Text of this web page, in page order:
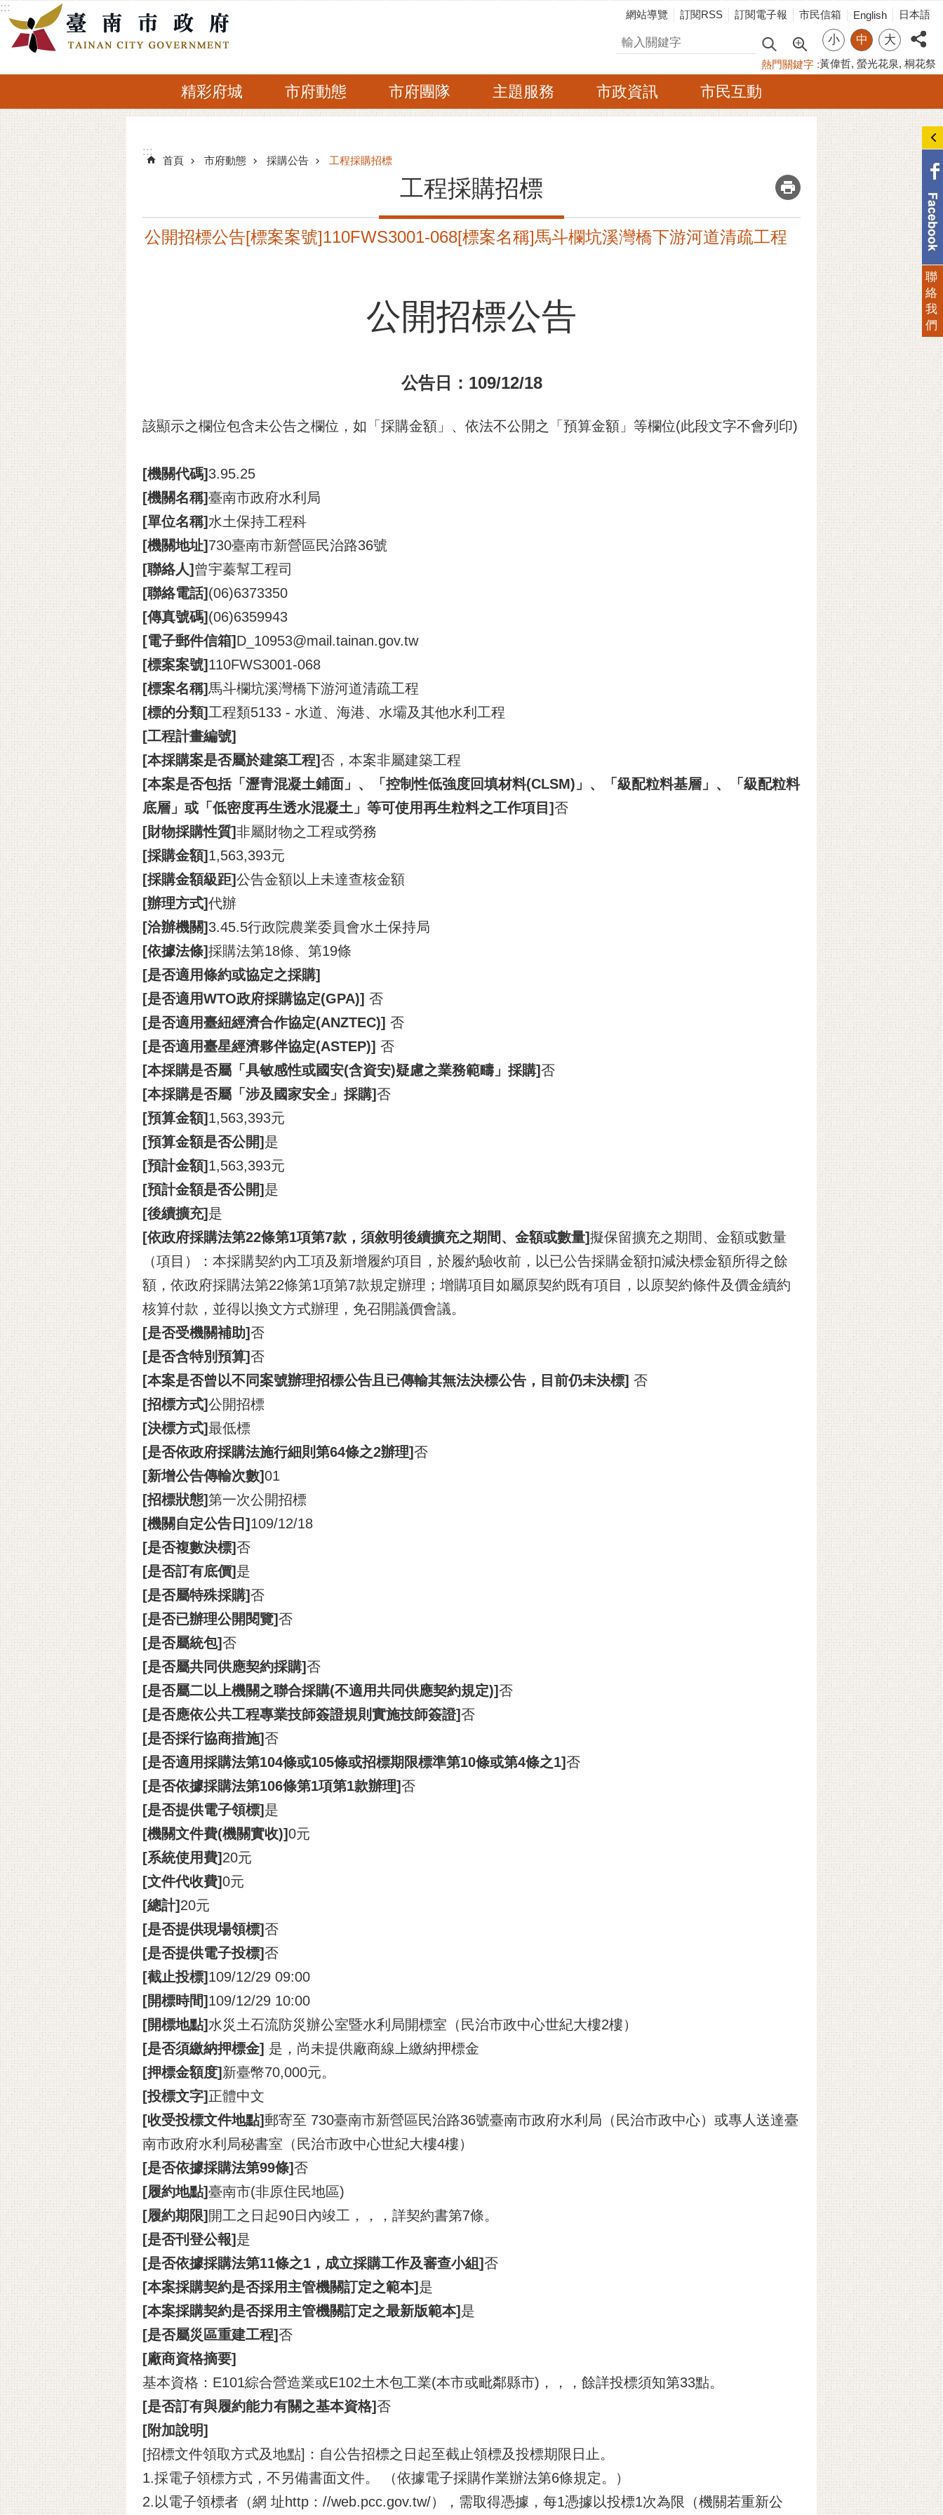
跳到主要內容區塊
:::
網站導覽 訂閱RSS 訂閱電子報 市民信箱 English 日本語
搜尋 小 中 大
熱門關鍵字 黃偉哲 螢光花泉 桐花祭
精彩府城 市府動態 市府團隊 主題服務 市政資訊 市民互動
:::
:::
首頁 市府動態 採購公告 工程採購招標
工程採購招標 _
公開招標公告[標案案號]110FWS3001-068[標案名稱]馬斗欄坑溪灣橋下游河道清疏工程
公開招標公告
公告日：109/12/18
該顯示之欄位包含未公告之欄位，如「採購金額」、依法不公開之「預算金額」等欄位(此段文字不會列印)
[機關代碼] 3.95.25
[機關名稱]臺南市政府水利局
[單位名稱] 水土保持工程科
[機關地址] 730臺南市新營區民治路36號
[聯絡人] 曾宇蓁幫工程司
[聯絡電話] (06)6373350
[傳真號碼] (06)6359943
[電子郵件信箱] D_10953@mail.tainan.gov.tw
[標案案號] 110FWS3001-068
[標案名稱] 馬斗欄坑溪灣橋下游河道清疏工程
[標的分類] 工程類5133 - 水道、海港、水壩及其他水利工程
[工程計畫編號]
[本採購案是否屬於建築工程]否，本案非屬建築工程
[本案是否包括「瀝青混凝土鋪面」、「控制性低強度回填材料(CLSM)」、「級配粒料基層」、「級配粒料
底層」或「低密度再生透水混凝土」等可使用再生粒料之工作項目]否
[財物採購性質]非屬財物之工程或勞務
[採購金額] 1,563,393元
[採購金額級距]公告金額以上未達查核金額
[辦理方式]代辦
[洽辦機關] 3.45.5行政院農業委員會水土保持局
[依據法條]採購法第18條、第19條
[是否適用條約或協定之採購]
[是否適用WTO政府採購協定(GPA)] 否
[是否適用臺紐經濟合作協定(ANZTEC)] 否
[是否適用臺星經濟夥伴協定(ASTEP)] 否
[本採購是否屬「具敏感性或國安(含資安)疑慮之業務範疇」採購]否
[本採購是否屬「涉及國家安全」採購]否
[預算金額] 1,563,393元
[預算金額是否公開] 是
[預計金額] 1,563,393元
[預計金額是否公開] 是
[後續擴充] 是
[依政府採購法第22條第1項第7款，須敘明後續擴充之期間、金額或數量]擬保留擴充之期間、金額或數量
（項目）：本採購契約內工項及新增履約項目，於履約驗收前，以已公告採購金額扣減決標金額所得之餘
額，依政府採購法第22條第1項第7款規定辦理；增購項目如屬原契約既有項目，以原契約條件及價金續約
核算付款，並得以換文方式辦理，免召開議價會議。
[是否受機關補助]否
[是否含特別預算]否
[本案是否曾以不同案號辦理招標公告且已傳輸其無法決標公告，目前仍未決標] 否
[招標方式]公開招標
[決標方式]最低標
[是否依政府採購法施行細則第64條之2辦理]否
[新增公告傳輸次數]01
[招標狀態]第一次公開招標
[機關自定公告日] 109/12/18
[是否複數決標]否
[是否訂有底價] 是
[是否屬特殊採購]否
[是否已辦理公開閱覽]否
[是否屬統包]否
[是否屬共同供應契約採購]否
[是否屬二以上機關之聯合採購(不適用共同供應契約規定)]否
[是否應依公共工程專業技師簽證規則實施技師簽證]否
[是否採行協商措施]否
[是否適用採購法第104條或105條或招標期限標準第10條或第4條之1]否
[是否依據採購法第106條第1項第1款辦理]否
[是否提供電子領標] 是
[機關文件費(機關實收)]0元
[系統使用費] 20元
[文件代收費]0元
[總計] 20元
[是否提供現場領標]否
[是否提供電子投標]否
[截止投標] 109/12/29 09:00
[開標時間] 109/12/29 10:00
[開標地點] 水災土石流防災辦公室暨水利局開標室（民治市政中心世紀大樓2樓）
[是否須繳納押標金] 是，尚未提供廠商線上繳納押標金
[押標金額度] 新臺幣70,000元。
[投標文字] 正體中文
[收受投標文件地點]郵寄至 730臺南市新營區民治路36號臺南市政府水利局（民治市政中心）或專人送達臺
南市政府水利局秘書室（民治市政中心世紀大樓4樓）
[是否依據採購法第99條]否
[履約地點]臺南市(非原住民地區)
[履約期限] 開工之日起90日內竣工，，，詳契約書第7條。
[是否刊登公報] 是
[是否依據採購法第11條之1，成立採購工作及審查小組]否
[本案採購契約是否採用主管機關訂定之範本] 是
[本案採購契約是否採用主管機關訂定之最新版範本] 是
[是否屬災區重建工程]否
[廠商資格摘要]
基本資格：E101綜合營造業或E102土木包工業(本市或毗鄰縣市)，，，餘詳投標須知第33點。
[是否訂有與履約能力有關之基本資格]否
[附加說明]
[招標文件領取方式及地點]：自公告招標之日起至截止領標及投標期限日止。
1.採電子領標方式，不另備書面文件。 （依據電子採購作業辦法第6條規定。）
2.以電子領標者（網 址http：//web.pcc.gov.tw/），需取得憑據，每1憑據以投標1次為限（機關若重新公
聯
絡
我
們